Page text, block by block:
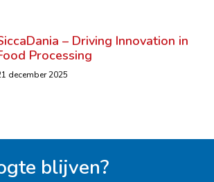
– Driving Innovation in
Processing
december 2025
blijven?